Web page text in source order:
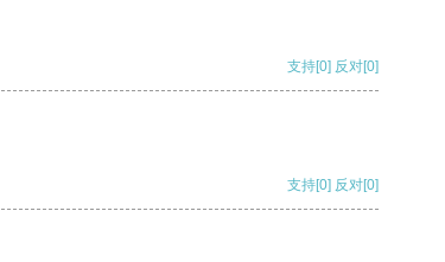
支持[0] 反对[0]
支持[0] 反对[0]